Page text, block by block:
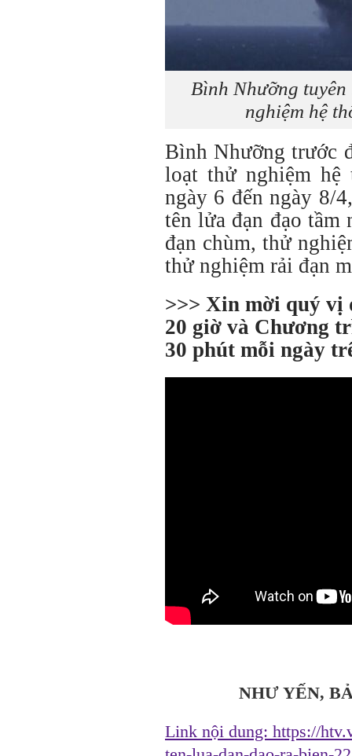
Bình Nhưỡng
nghiệm hệ
Bình Nhưỡng trước
loạt thử nghiệm
ngày 6 đến ngày 8/
tên lửa đạn đạo tầm
đạn chùm, thử
thử nghiệm rải đạn
>>> Xin mời quý vị
20 giờ và Chương
30 phút mỗi ngày
NHƯ YẾN,
Link nội dung: https://